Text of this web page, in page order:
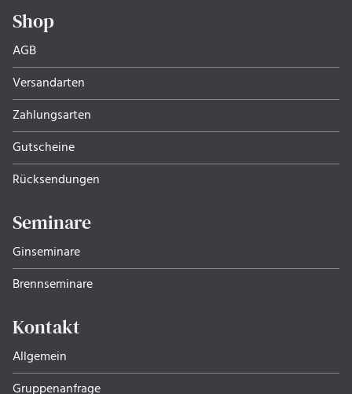
Shop
AGB
Versandarten
Zahlungsarten
Gutscheine
Rücksendungen
Seminare
Ginseminare
Brennseminare
Kontakt
Allgemein
Gruppenanfrage